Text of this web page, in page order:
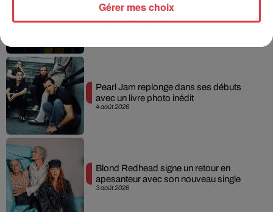
Linkin Park annonce son arrivée au
4 août 2026
Pearl Jam replonge dans ses débuts
avec un livre photo inédit
3 août 2026
Blond Redhead signe un retour en
apesanteur avec son nouveau single
Gérer mes choix